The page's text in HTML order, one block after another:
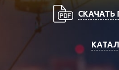
СКАЧАТЬ